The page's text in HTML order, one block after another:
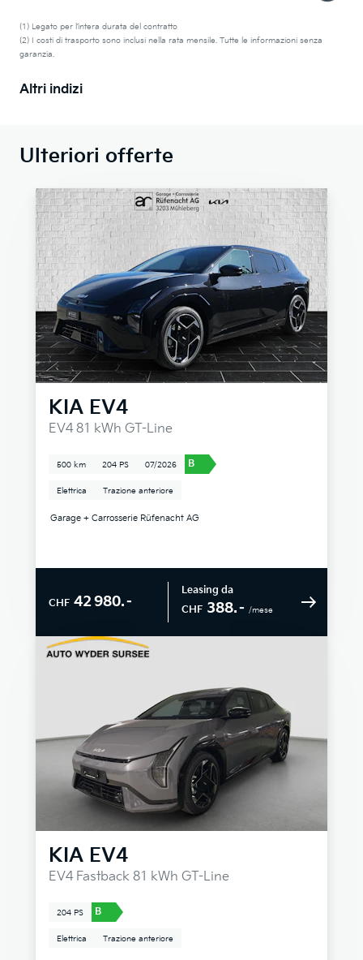
(1) Legato per l’intera durata del contratto
(2) I costi di trasporto sono inclusi nella rata mensile. Tutte le informazioni senza
garanzia.
Altri indizi
Ulteriori offerte
KIA EV4
EV4 81 kWh GT-Line
500 km 204 PS 07/2026 B
Elettrica Trazione anteriore
Garage + Carrosserie Rüfenacht AG
CHF 42 980.–
Leasing da
CHF 388.– /mese
KIA EV4
EV4 Fastback 81 kWh GT-Line
204 PS B
Elettrica Trazione anteriore